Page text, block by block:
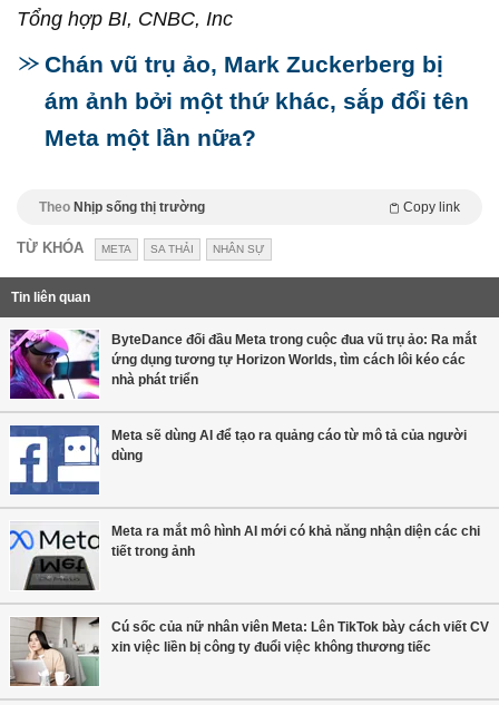
Tổng hợp BI, CNBC, Inc
Chán vũ trụ ảo, Mark Zuckerberg bị
ám ảnh bởi một thứ khác, sắp đổi tên
Meta một lần nữa?
Theo Nhịp sống thị trường Copy link
TỪ KHÓA META SA THẢI NHÂN SỰ
Tin liên quan
ByteDance đối đầu Meta trong cuộc đua vũ trụ ảo: Ra mắt
ứng dụng tương tự Horizon Worlds, tìm cách lôi kéo các
nhà phát triển
Meta sẽ dùng AI để tạo ra quảng cáo từ mô tả của người
dùng
Meta ra mắt mô hình AI mới có khả năng nhận diện các chi
tiết trong ảnh
Cú sốc của nữ nhân viên Meta: Lên TikTok bày cách viết CV
xin việc liền bị công ty đuổi việc không thương tiếc